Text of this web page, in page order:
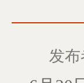
发布